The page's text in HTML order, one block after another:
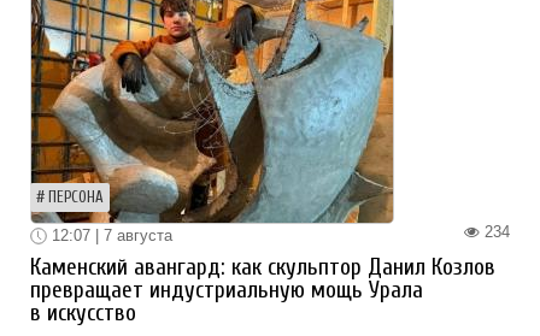
ПЕРСОНА
234
12:07 | 7 августа
Каменский авангард: как скульптор Данил Козлов
превращает индустриальную мощь Урала
в искусство